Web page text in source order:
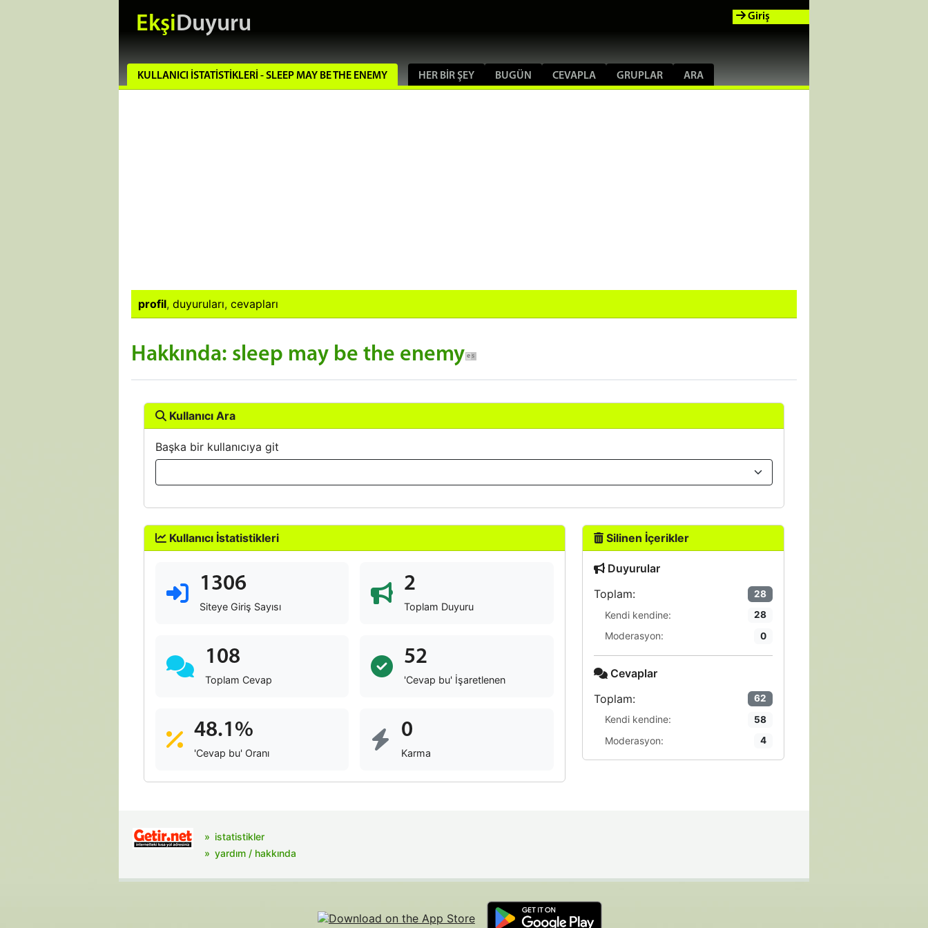
EkşiDuyuru
KULLANICI İSTATISTIKLERI - SLEEP MAY BE THE ENEMY HER BIR ŞEY BUGÜN CEVAPLA GRUPLAR ARA
Giriş
profil, duyuruları, cevapları
Hakkında: sleep may be the enemy
Kullanıcı Ara
Başka bir kullanıcıya git
Kullanıcı İstatistikleri
1306
Siteye Giriş Sayısı
2
Toplam Duyuru
108
Toplam Cevap
52
'Cevap bu' İşaretlenen
48.1%
'Cevap bu' Oranı
0
Karma
Silinen İçerikler
Duyurular
Toplam:
28
Kendi kendine: 28
Moderasyon: 0
Cevaplar
Toplam:
62
Kendi kendine: 58
Moderasyon: 4
istatistikler
yardım / hakkında